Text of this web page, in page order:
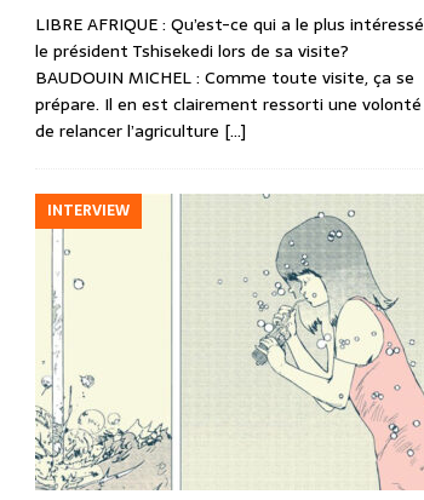
LIBRE AFRIQUE : Qu’est-ce qui a le plus intéressé
le président Tshisekedi lors de sa visite?
BAUDOUIN MICHEL : Comme toute visite, ça se
prépare. Il en est clairement ressorti une volonté
de relancer l’agriculture […]
INTERVIEW